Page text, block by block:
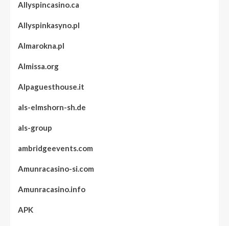
Allyspincasino.ca
Allyspinkasyno.pl
Almarokna.pl
Almissa.org
Alpaguesthouse.it
als-elmshorn-sh.de
als-group
ambridgeevents.com
Amunracasino-si.com
Amunracasino.info
APK